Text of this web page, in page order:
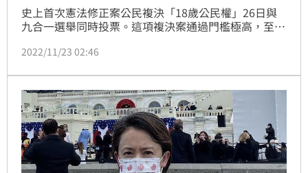
史上首次憲法修正案公民複決「18歲公民權」26日與
九合一選舉同時投票。這項複決案通過門檻極高，至少
須知、通過或不通過的影響為何？中央社帶您一次看
2022/11/23 02:46